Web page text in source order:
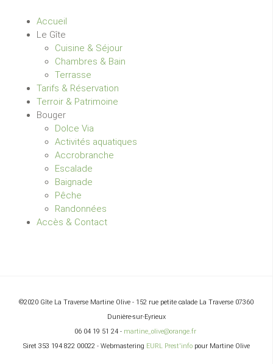
Accueil
Le Gîte
Cuisine & Séjour
Chambres & Bain
Terrasse
Tarifs & Réservation
Terroir & Patrimoine
Bouger
Dolce Via
Activités aquatiques
Accrobranche
Escalade
Baignade
Pêche
Randonnées
Accès & Contact
©2020 Gîte La Traverse Martine Olive - 152 rue petite calade La Traverse 07360
Dunière-sur-Eyrieux
06 04 19 51 24 - martine_olive@orange.fr
Siret 353 194 822 00022 - Webmastering EURL Prest'info pour Martine Olive